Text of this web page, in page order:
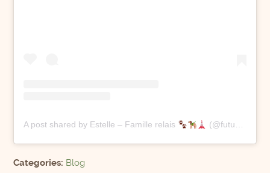
A post shared by Estelle – Famille relais (@futurchienguide)
Categories: Blog